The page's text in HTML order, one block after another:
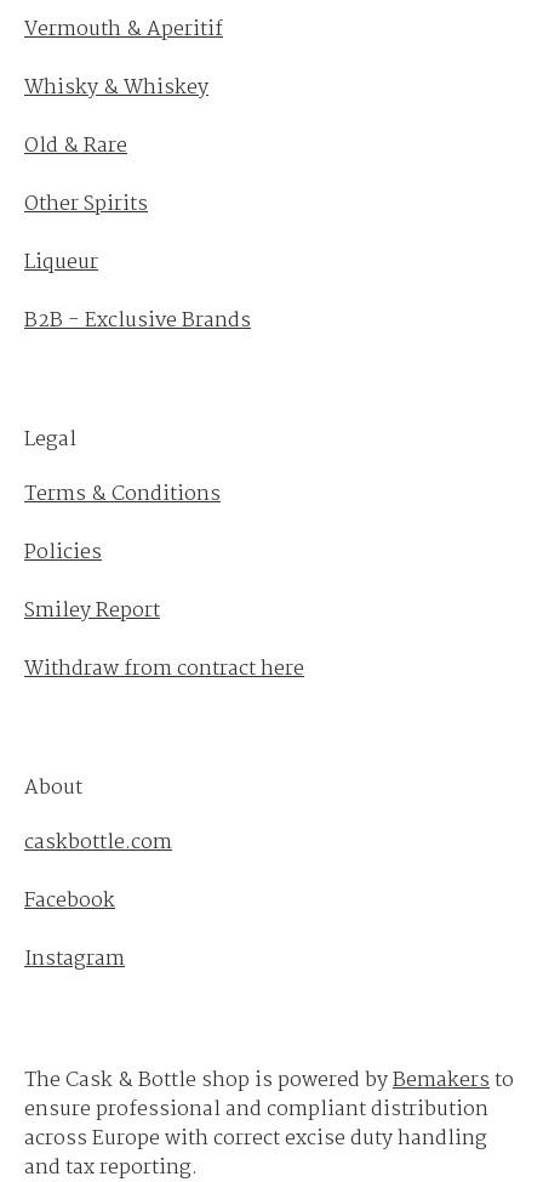
Vermouth & Aperitif
Whisky & Whiskey
Old & Rare
Other Spirits
Liqueur
B2B - Exclusive Brands
Legal
Terms & Conditions
Policies
Smiley Report
Withdraw from contract here
About
caskbottle.com
Facebook
Instagram
The Cask & Bottle shop is powered byBemakersto
ensure professional and compliant distribution
across Europe with correct excise duty handling
and tax reporting.